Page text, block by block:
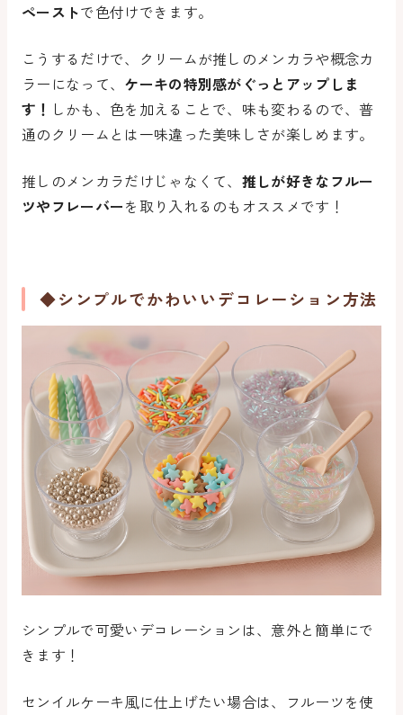
ペーストで色付けできます。
こうするだけで、クリームが推しのメンカラや概念カ
ラーになって、 ケーキの特別感がぐっとアップしま
す！ しかも、色を加えることで、味も変わるので、普
通のクリームとは一味違った美味しさが楽しめます。
推しのメンカラだけじゃなくて、 推しが好きなフルー
ツやフレーバーを取り入れるのもオススメです！
◆シンプルでかわいいデコレーション方法
シンプルで可愛いデコレーション は、意外と簡単にで
きます！
センイルケーキ風に仕上げたい場合は、フルーツを使